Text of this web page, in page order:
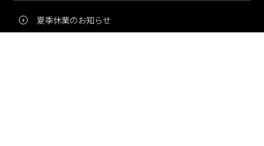
夏季休業のお知らせ